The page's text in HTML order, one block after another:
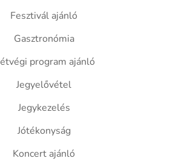
Fesztivál ajánló
Gasztronómia
program ajánló
Jegyelővétel
Jegykezelés
Jótékonyság
Koncert ajánló